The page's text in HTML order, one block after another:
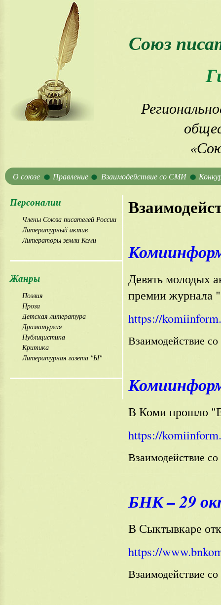
Союз
О союзе Правление Взаимодействие со СМИ
Персоналии
Члены Союза писателей России
Литературный актив
Литераторы земли Коми
Жанры
Поэзия
Проза
Детская литература
Драматургия
Публицистика
Критика
Литературная газета "Ы"
Девять молодых
премии журнала
https://
Взаимодействие
В Коми прошло
https://
Взаимодействие
БНК – 29
В Сыктывкаре
https://
Взаимодействие